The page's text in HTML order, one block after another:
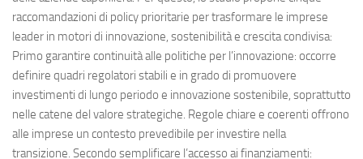
raccomandazioni di policy prioritarie per trasformare le imprese
leader in motori di innovazione, sostenibilità e crescita condivisa:
Primo garantire continuità alle politiche per l’innovazione: occorre
definire quadri regolatori stabili e in grado di promuovere
investimenti di lungo periodo e innovazione sostenibile, soprattutto
nelle catene del valore strategiche. Regole chiare e coerenti offrono
alle imprese un contesto prevedibile per investire nella
transizione. Secondo semplificare l’accesso ai finanziamenti: